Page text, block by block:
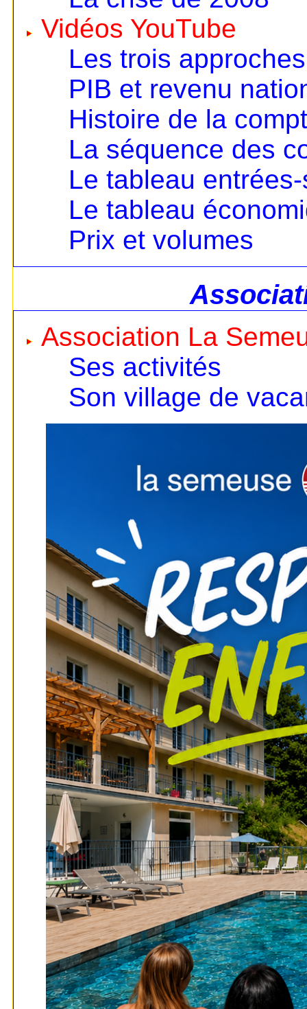
Vidéos YouTube
Les trois
PIB et revenu
Histoire de la
La séquence des
Le tableau
Le tableau
Prix et volumes
Association La
Ses activités
Son village de